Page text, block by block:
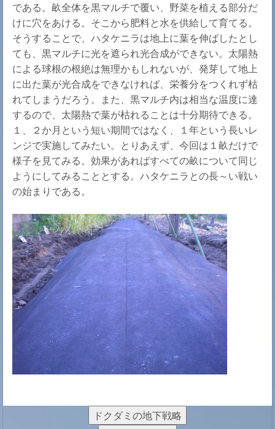
である。畝全体を黒マルチで覆い、野菜を植える部分だ
けに穴をあける。そこから肥料と水を供給して育てる。
そうすることで、ハタケニラは地上に葉を伸ばしたとし
ても、黒マルチに光を遮られ光合成ができない。太陽熱
による球根の根絶は無理かもしれないが、発芽して地上
に出た葉が光合成をできなければ、栄養分をつくれず枯
れてしまうだろう。また、黒マルチ内は相当な温度に達
するので、太陽熱で葉が枯れることは十分期待できる。
１、２か月という短い期間ではなく、１年という長いレ
ンジで実施してみたい。とりあえず、今回は１畝だけで
様子を見てみる。効果があればすべての畝について同じ
ようにしてみることとする。ハタケニラとの長～い戦い
の始まりである。
ドクダミの地下戦略